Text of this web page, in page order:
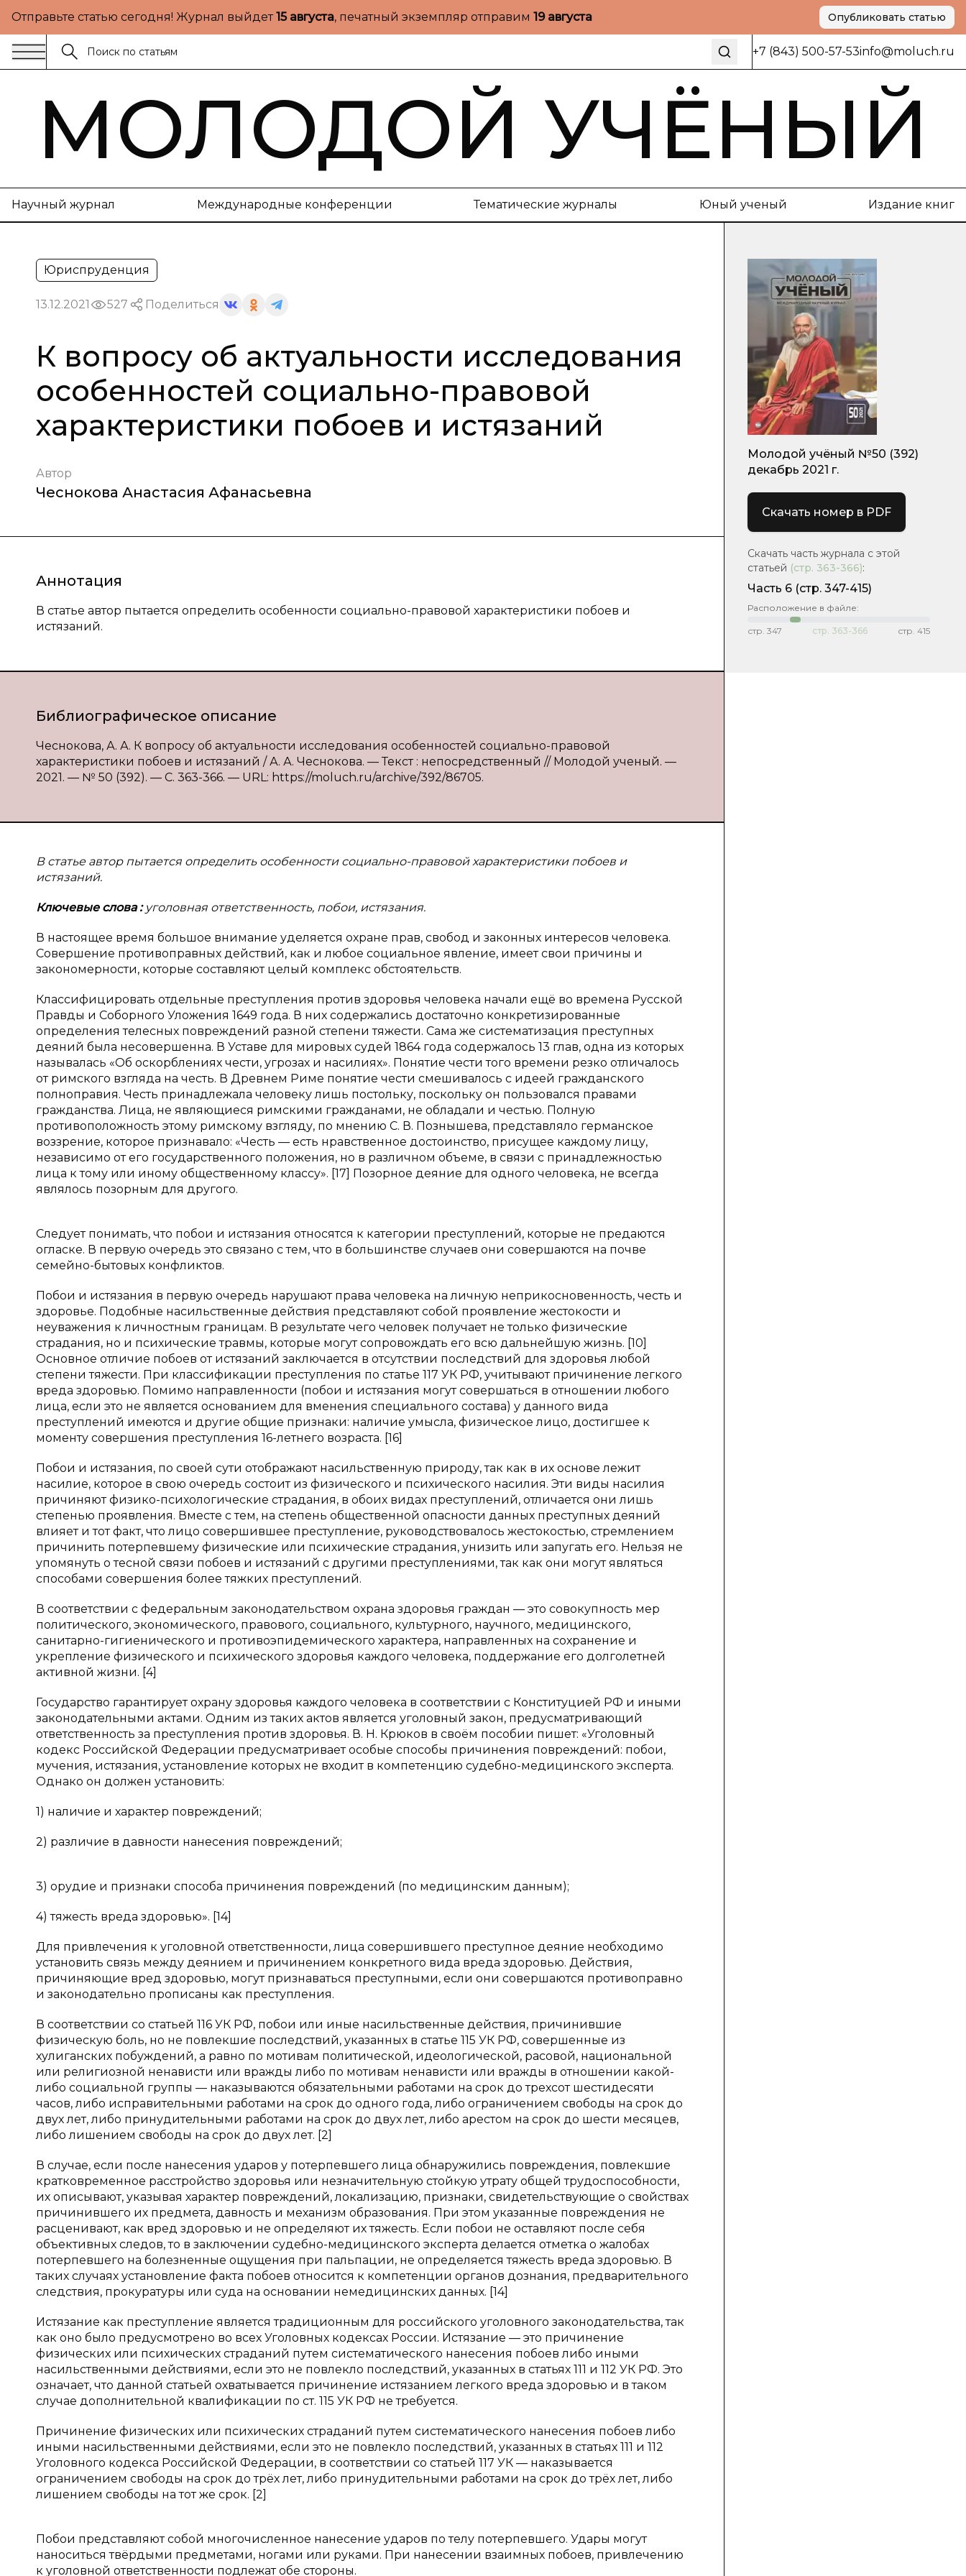
Отправьте статью сегодня! Журнал выйдет15 августа, печатный экземпляр отправим 19 августа Опубликовать статью
+7 (843) 500-57-53info@moluch.ru
МОЛОДОЙ УЧЁНЫЙ
Научный журнал Международные конференции Тематические журналы Юный ученый Издание книг
Юриспруденция
13.12.2021 527 Поделиться
К вопросу об актуальности исследования
особенностей социально-правовой
характеристики побоев и истязаний
Автор
Чеснокова Анастасия Афанасьевна
Аннотация
В статье автор пытается определить особенности социально-правовой характеристики побоев и
истязаний.
Библиографическое описание
Чеснокова, А. А. К вопросу об актуальности исследования особенностей социально-правовой
характеристики побоев и истязаний / А. А. Чеснокова. — Текст : непосредственный // Молодой ученый. —
2021. — № 50 (392). — С. 363-366. — URL: https://moluch.ru/archive/392/86705.
В статье автор пытается определить особенности социально-правовой характеристики побоев и
истязаний.
Ключевые слова: уголовная ответственность, побои, истязания.
В настоящее время большое внимание уделяется охране прав, свобод и законных интересов человека.
Совершение противоправных действий, как и любое социальное явление, имеет свои причины и
закономерности, которые составляют целый комплекс обстоятельств.
Классифицировать отдельные преступления против здоровья человека начали ещё во времена Русской
Правды и Соборного Уложения 1649 года. В них содержались достаточно конкретизированные
определения телесных повреждений разной степени тяжести. Сама же систематизация преступных
деяний была несовершенна. В Уставе для мировых судей 1864 года содержалось 13 глав, одна из которых
называлась «Об оскорблениях чести, угрозах и насилиях». Понятие чести того времени резко отличалось
от римского взгляда на честь. В Древнем Риме понятие чести смешивалось с идеей гражданского
полноправия. Честь принадлежала человеку лишь постольку, поскольку он пользовался правами
гражданства. Лица, не являющиеся римскими гражданами, не обладали и честью. Полную
противоположность этому римскому взгляду, по мнению С. В. Познышева, представляло германское
воззрение, которое признавало: «Честь — есть нравственное достоинство, присущее каждому лицу,
независимо от его государственного положения, но в различном объеме, в связи с принадлежностью
лица к тому или иному общественному классу». [17] Позорное деяние для одного человека, не всегда
являлось позорным для другого.
Следует понимать, что побои и истязания относятся к категории преступлений, которые не предаются
огласке. В первую очередь это связано с тем, что в большинстве случаев они совершаются на почве
семейно-бытовых конфликтов.
Побои и истязания в первую очередь нарушают права человека на личную неприкосновенность, честь и
здоровье. Подобные насильственные действия представляют собой проявление жестокости и
неуважения к личностным границам. В результате чего человек получает не только физические
страдания, но и психические травмы, которые могут сопровождать его всю дальнейшую жизнь. [10]
Основное отличие побоев от истязаний заключается в отсутствии последствий для здоровья любой
степени тяжести. При классификации преступления по статье 117 УК РФ, учитывают причинение легкого
вреда здоровью. Помимо направленности (побои и истязания могут совершаться в отношении любого
лица, если это не является основанием для вменения специального состава) у данного вида
преступлений имеются и другие общие признаки: наличие умысла, физическое лицо, достигшее к
моменту совершения преступления 16-летнего возраста. [16]
Побои и истязания, по своей сути отображают насильственную природу, так как в их основе лежит
насилие, которое в свою очередь состоит из физического и психического насилия. Эти виды насилия
причиняют физико-психологические страдания, в обоих видах преступлений, отличается они лишь
степенью проявления. Вместе с тем, на степень общественной опасности данных преступных деяний
влияет и тот факт, что лицо совершившее преступление, руководствовалось жестокостью, стремлением
причинить потерпевшему физические или психические страдания, унизить или запугать его. Нельзя не
упомянуть о тесной связи побоев и истязаний с другими преступлениями, так как они могут являться
способами совершения более тяжких преступлений.
В соответствии с федеральным законодательством охрана здоровья граждан — это совокупность мер
политического, экономического, правового, социального, культурного, научного, медицинского,
санитарно-гигиенического и противоэпидемического характера, направленных на сохранение и
укрепление физического и психического здоровья каждого человека, поддержание его долголетней
активной жизни. [4]
Государство гарантирует охрану здоровья каждого человека в соответствии с Конституцией РФ и иными
законодательными актами. Одним из таких актов является уголовный закон, предусматривающий
ответственность за преступления против здоровья. В. Н. Крюков в своём пособии пишет: «Уголовный
кодекс Российской Федерации предусматривает особые способы причинения повреждений: побои,
мучения, истязания, установление которых не входит в компетенцию судебно-медицинского эксперта.
Однако он должен установить:
1) наличие и характер повреждений;
2) различие в давности нанесения повреждений;
3) орудие и признаки способа причинения повреждений (по медицинским данным);
4) тяжесть вреда здоровью». [14]
Для привлечения к уголовной ответственности, лица совершившего преступное деяние необходимо
установить связь между деянием и причинением конкретного вида вреда здоровью. Действия,
причиняющие вред здоровью, могут признаваться преступными, если они совершаются противоправно
и законодательно прописаны как преступления.
В соответствии со статьей 116 УК РФ, побои или иные насильственные действия, причинившие
физическую боль, но не повлекшие последствий, указанных в статье 115 УК РФ, совершенные из
хулиганских побуждений, а равно по мотивам политической, идеологической, расовой, национальной
или религиозной ненависти или вражды либо по мотивам ненависти или вражды в отношении какой-
либо социальной группы — наказываются обязательными работами на срок до трехсот шестидесяти
часов, либо исправительными работами на срок до одного года, либо ограничением свободы на срок до
двух лет, либо принудительными работами на срок до двух лет, либо арестом на срок до шести месяцев,
либо лишением свободы на срок до двух лет. [2]
В случае, если после нанесения ударов у потерпевшего лица обнаружились повреждения, повлекшие
кратковременное расстройство здоровья или незначительную стойкую утрату общей трудоспособности,
их описывают, указывая характер повреждений, локализацию, признаки, свидетельствующие о свойствах
причинившего их предмета, давность и механизм образования. При этом указанные повреждения не
расценивают, как вред здоровью и не определяют их тяжесть. Если побои не оставляют после себя
объективных следов, то в заключении судебно-медицинского эксперта делается отметка о жалобах
потерпевшего на болезненные ощущения при пальпации, не определяется тяжесть вреда здоровью. В
таких случаях установление факта побоев относится к компетенции органов дознания, предварительного
следствия, прокуратуры или суда на основании немедицинских данных. [14]
Истязание как преступление является традиционным для российского уголовного законодательства, так
как оно было предусмотрено во всех Уголовных кодексах России. Истязание — это причинение
физических или психических страданий путем систематического нанесения побоев либо иными
насильственными действиями, если это не повлекло последствий, указанных в статьях 111 и 112 УК РФ. Это
означает, что данной статьей охватывается причинение истязанием легкого вреда здоровью и в таком
случае дополнительной квалификации по ст. 115 УК РФ не требуется.
Причинение физических или психических страданий путем систематического нанесения побоев либо
иными насильственными действиями, если это не повлекло последствий, указанных в статьях 111 и 112
Уголовного кодекса Российской Федерации, в соответствии со статьей 117 УК — наказывается
ограничением свободы на срок до трёх лет, либо принудительными работами на срок до трёх лет, либо
лишением свободы на тот же срок. [2]
Побои представляют собой многочисленное нанесение ударов по телу потерпевшего. Удары могут
наноситься твёрдыми предметами, ногами или руками. При нанесении взаимных побоев, привлечению
к уголовной ответственности подлежат обе стороны.
Молодой учёный №50 (392)
декабрь 2021 г.
Скачать номер в PDF
Скачать часть журнала с этой
статьей (стр. 363-366):
Часть 6 (стр. 347-415)
Расположение в файле:
стр. 347 стр. 363-366 стр. 415